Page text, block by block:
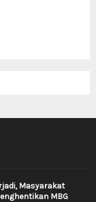
Masyarakat
MBG